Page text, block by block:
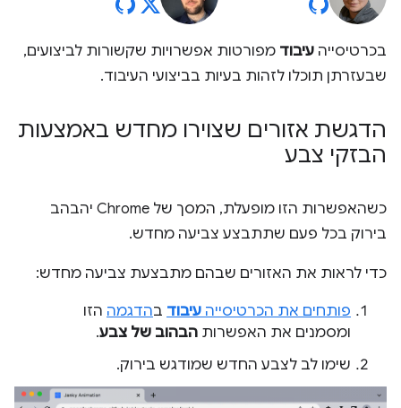
בכרטיסייה עיבוד מפורטות אפשרויות שקשורות לביצועים,
שבעזרתן תוכלו לזהות בעיות בביצועי העיבוד.
הדגשת אזורים שצוירו מחדש באמצעות
הבזקי צבע
כשהאפשרות הזו מופעלת, המסך של Chrome יהבהב
בירוק בכל פעם שתתבצע צביעה מחדש.
כדי לראות את האזורים שבהם מתבצעת צביעה מחדש:
פותחים את הכרטיסייה עיבוד בהדגמה הזו
ומסמנים את האפשרות הבהוב של צבע.
שימו לב לצבע החדש שמודגש בירוק.